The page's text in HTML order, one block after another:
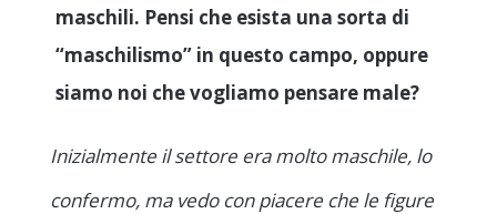
maschili. Pensi che esista una sorta di
“maschilismo” in questo campo, oppure
siamo noi che vogliamo pensare male?
Inizialmente il settore era molto maschile, lo
confermo, ma vedo con piacere che le figure